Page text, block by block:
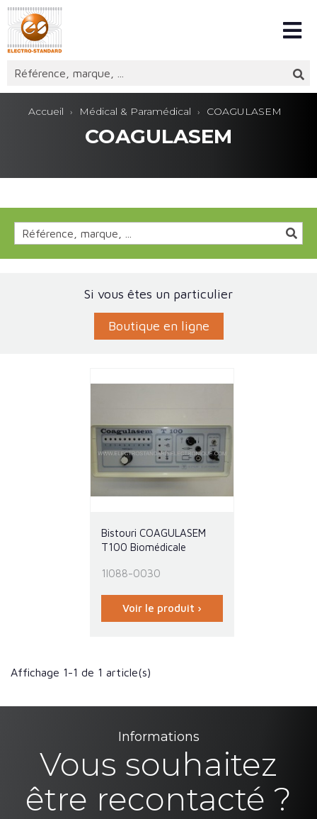
Accueil Médical & Paramédical COAGULASEM
COAGULASEM
Si vous êtes un particulier
Boutique en ligne
Bistouri COAGULASEM
T100 Biomédicale
1I088-0030
Voir le produit ›
Affichage 1-1 de 1 article(s)
Informations
Vous souhaitez
être recontacté ?